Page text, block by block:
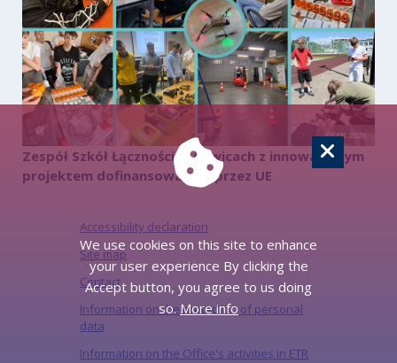
07.08.2026
Zespół Szkół Łączności w Gliwicach z innowacyjnym
projektem dofinansowanym przez UE
Accessibility declaration
Site map
Contact
Information on the protection of personal
data
Information on the Office's activities in ETR
We use cookies on this site to enhance
your user experience By clicking the
Accept button, you agree to us doing
so.More info